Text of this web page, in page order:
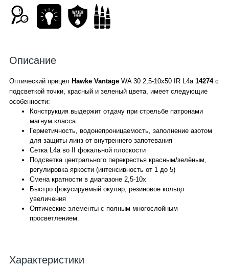
Описание
Оптический прицел Hawke Vantage WA 30 2,5-10x50 IR L4a 14274 с
подсветкой точки, красный и зеленый цвета, имеет следующие
особенности:
Конструкция выдержит отдачу при стрельбе патронами
магнyм класса
Герметичность, водонепроницаемость, заполнение азотом
для защиты линз от внутреннего запотевания
Сетка L4a во ІІ фокальной плоскости
Подсветка центрального перекрестья красным/зелёным,
регулировка яркости (интенсивность от 1 до 5)
Смена кратности в диапазоне 2,5-10х
Быстро фокусируемый окуляр, резиновое кольцо
увеличения
Оптические элементы с полным многослойным
просветлением.
Характеристики